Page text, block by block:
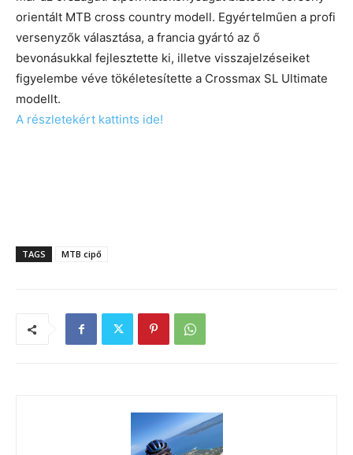
orientált MTB cross country modell. Egyértelműen a profi
versenyzők választása, a francia gyártó az ő
bevonásukkal fejlesztette ki, illetve visszajelzéseiket
figyelembe véve tökéletesítette a Crossmax SL Ultimate
modellt.
A részletekért kattints ide!
TAGS MTB cipő